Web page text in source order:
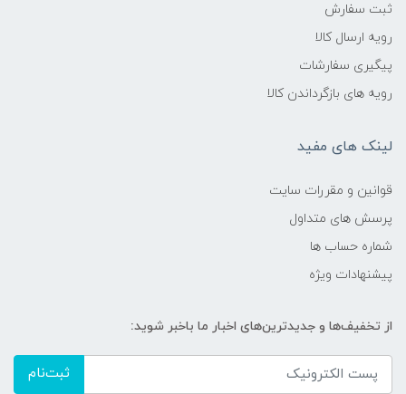
ثبت سفارش
رویه ارسال کالا
پیگیری سفارشات
رویه های بازگرداندن کالا
لینک های مفید
قوانین و مقررات سایت
پرسش های متداول
شماره حساب ها
پیشنهادات ویژه
از تخفیف‌ها و جدیدترین‌های اخبار ما باخبر شوید:
ثبت‌نام